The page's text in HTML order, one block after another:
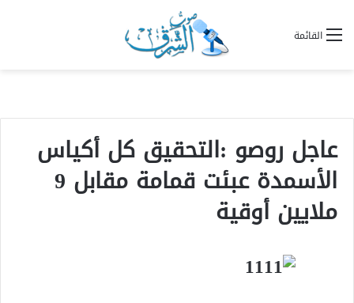
القائمة
عاجل روصو :التحقيق كل أكياس
الأسمدة عبئت قمامة مقابل 9
ملايين أوقية